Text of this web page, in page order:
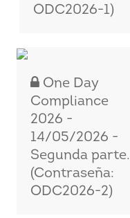
ODC2026-1)
One Day
Compliance
2026 -
14/05/2026 -
Segunda parte.
(Contraseña:
ODC2026-2)